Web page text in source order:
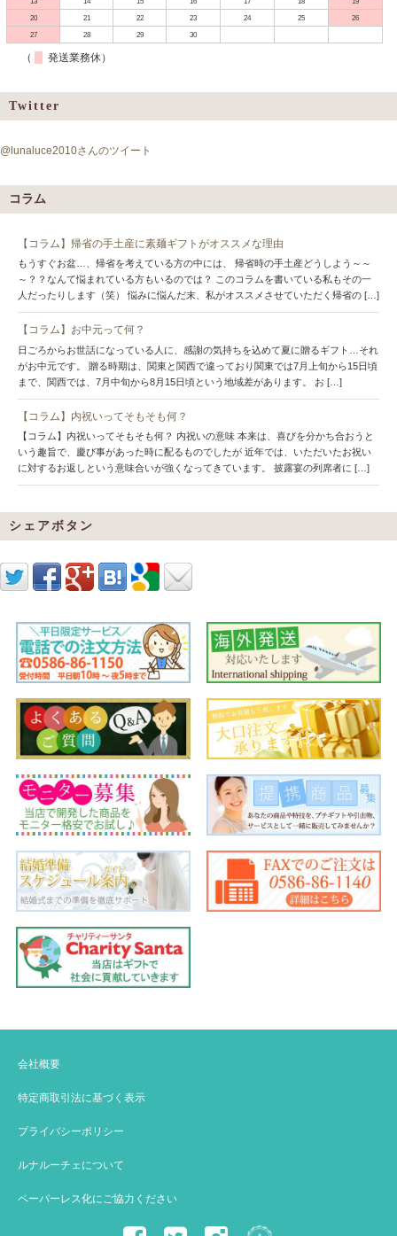
20
21 22 23 24 25
26
27
28 29 30
（ 発送業務休）
Twitter
@lunaluce2010さんのツイート
コラム
【コラム】帰省の手土産に素麺ギフトがオススメな理由
もうすぐお盆…、帰省を考えている方の中には、 帰省時の手土産どうしよう～～
～？？なんて悩まれている方もいるのでは？ このコラムを書いている私もその一
人だったりします（笑） 悩みに悩んだ末、私がオススメさせていただく帰省の […]
【コラム】お中元って何？
日ごろからお世話になっている人に、感謝の気持ちを込めて夏に贈るギフト…それ
がお中元です。 贈る時期は、関東と関西で違っており関東では7月上旬から15日頃
まで、関西では、7月中旬から8月15日頃という地域差があります。 お […]
【コラム】内祝いってそもそも何？
【コラム】内祝いってそもそも何？ 内祝いの意味 本来は、喜びを分かち合おうと
いう趣旨で、慶び事があった時に配るものでしたが 近年では、いただいたお祝い
に対するお返しという意味合いが強くなってきています。 披露宴の列席者に […]
シェアボタン
会社概要
特定商取引法に基づく表示
プライバシーポリシー
ルナルーチェについて
ペーパーレス化にご協力ください